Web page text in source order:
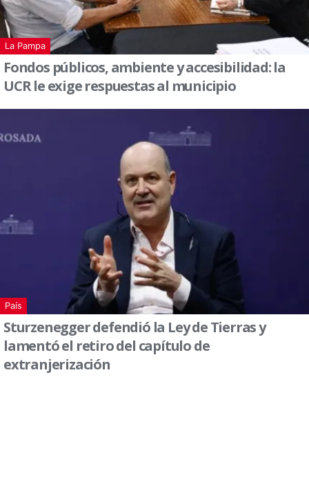
La Pampa
Fondos públicos, ambiente y accesibilidad: la
UCR le exige respuestas al municipio
País
Sturzenegger defendió la Ley de Tierras y
lamentó el retiro del capítulo de
extranjerización